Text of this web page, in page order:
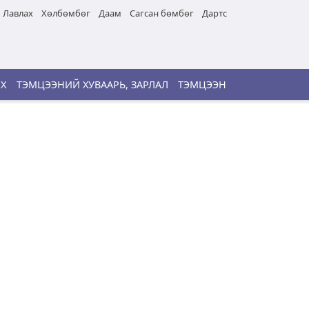
Лавлах Хөлбөмбөг Даам Сагсан бөмбөг Дартс
ТЭМЦЭЭНИЙ ХУВААРЬ, ЗАРЛАЛ ТЭМЦЭЭН